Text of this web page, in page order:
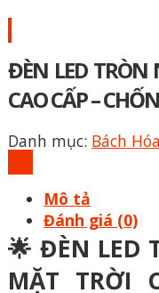
ĐÈN LED
CAO CẤP –
Danh mục: Bách
Mô tả
Đánh giá (0)
🌟 ĐÈN LED
MẶT TRỜI